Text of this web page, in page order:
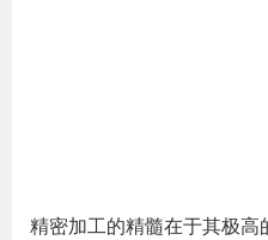
精密加工的精髓在于其极